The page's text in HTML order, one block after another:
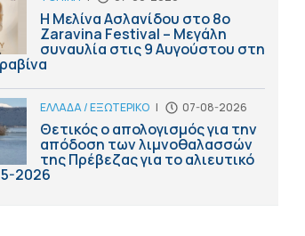
Η Μελίνα Ασλανίδου στο 8ο
Zaravina Festival – Μεγάλη
συναυλία στις 9 Αυγούστου στη
ΕΛΛΑΔΑ / ΕΞΩΤΕΡΙΚΟ | 07-08-2026
Θετικός ο απολογισμός για την
απόδοση των λιμνοθαλασσών
της Πρέβεζας για το αλιευτικό
2026